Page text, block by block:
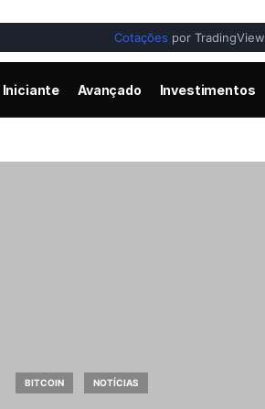
Cotações por TradingView
Iniciante Avançado Investimentos
BITCOIN NOTÍCIAS